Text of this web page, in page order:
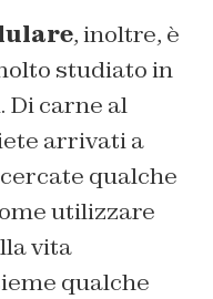
, inoltre, è
studiato in
Di carne al
arrivati a
qualche
utilizzare
vita
qualche